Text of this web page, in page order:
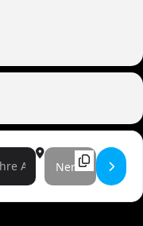
Destination Address